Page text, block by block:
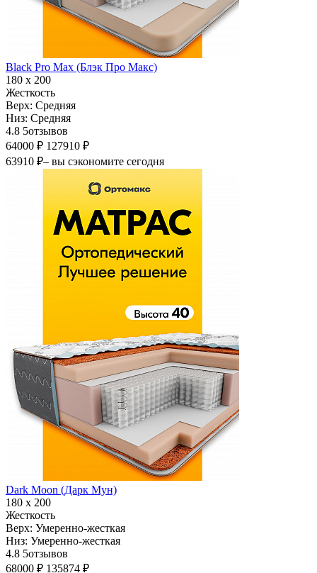
Black Pro Max (Блэк Про Макс)
180 х 200
Жесткость
Верх: Средняя
Низ: Средняя
4.8 5отзывов
64000 ₽ 127910 ₽
63910 ₽– вы сэкономите сегодня
Dark Moon (Дарк Мун)
180 х 200
Жесткость
Верх: Умеренно-жесткая
Низ: Умеренно-жесткая
4.8 5отзывов
68000 ₽ 135874 ₽